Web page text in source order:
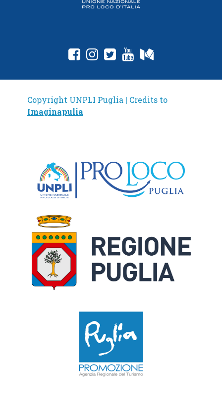
Copyright UNPLI Puglia | Credits to
Imaginapulia